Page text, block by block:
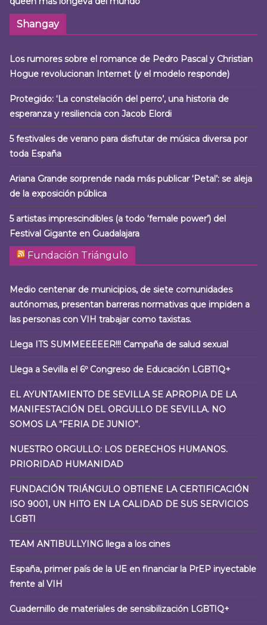
Shangay
Los rumores sobre el romance de Pedro Pascal y Christian
Hogue revolucionan Internet (y el modelo responde)
Protegido: ‘La constelación del perro’, una historia de
esperanza y resiliencia con Jacob Elordi
5 festivales de verano para disfrutar de música diversa por
toda España
Ariana Grande sorprende nada más publicar ‘Petal’: se aleja
de la exposición pública
5 artistas imprescindibles (a todo ‘female power’) del
Festival Gigante en Guadalajara
Fundación Triángulo
Medio centenar de municipios, de siete comunidades
autónomas, presentan barreras normativas que impiden a
las personas con VIH trabajar como taxistas.
Llega ITS SUMMEEEEER!!! Campaña de salud sexual
Llega a Sevilla el 6º Congreso de Educación LGBTIQ+
EL AYUNTAMIENTO DE SEVILLA SE APROPIA DE LA
MANIFESTACIÓN DEL ORGULLO DE SEVILLA. NO
SOMOS LA “FERIA DE JUNIO”.
NUESTRO ORGULLO: LOS DERECHOS HUMANOS.
PRIORIDAD HUMANIDAD
FUNDACIÓN TRIÁNGULO OBTIENE LA CERTIFICACIÓN
ISO 9001, UN HITO EN LA CALIDAD DE SUS SERVICIOS
LGBTI
TEAM ANTIBULLYING llega a los cines
España, primer país de la UE en financiar la PrEP inyectable
frente al VIH
Cuadernillo de materiales de sensibilización LGBTIQ+